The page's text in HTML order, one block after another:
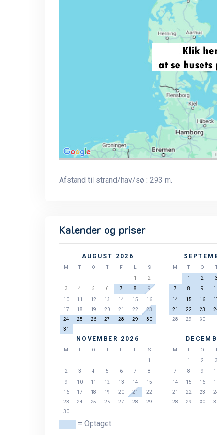
Afstand til strand/hav/sø : 293 m.
Kalender og priser
AUGUST 2026
M O F L
S
1
2
3
4 5 6 7 8
9
10
11 12 13 14 15
16
17
18 19 20 21 22
23
24
25 26 27 28 29
30
31
M O
1
2
3
7
8 9
14
15 16
21
22 23
28
29 30
NOVEMBER 2026
M O F L
S
1
2
3 4 5 6 7
8
9
10 11 12 13 14
15
16
17 18 19 20 21
22
23
24 25 26 27 28
29
30
M O
1
2
3
7
8 9
14
15 16
21
22 23
28
29 30
= Optaget